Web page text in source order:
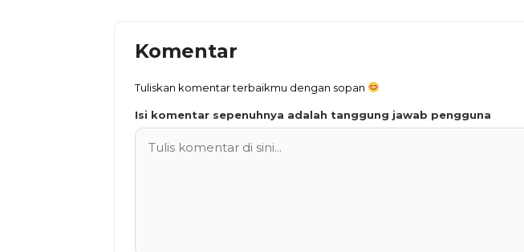
Komentar
Tuliskan komentar terbaikmu dengan sopan
Isi komentar sepenuhnya adalah tanggung jawab pengguna